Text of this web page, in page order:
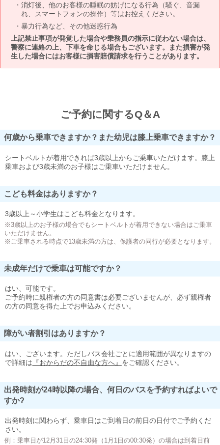
消灯後、他のお客様の睡眠の妨げになる行為（騒ぐ、音漏
れ、スマートフォンの操作）等はお控えください。
暴力行為など、その他迷惑行為
上記禁止事項が発覚した場合や乗務員の指示に従わない場合は、
警察に連絡の上、下車を命じる場合もございます。また損害が発
生した場合にはお客様に損害賠償請求を行うことがあります。
ご予約に関するQ＆A
何歳から乗車できますか？また幼児は膝上乗車できますか？
シートベルトが着用できれば3歳以上からご乗車いただけます。膝上
乗車および3歳未満のお子様はご乗車いただけません。
こども料金はありますか？
3歳以上～小学生はこども料金となります。
※3歳以上のお子様の場合でもシートベルトが着用できない場合はご乗車
いただけません。
※ご乗車される時点で13歳未満の方は、保護者の同行が必要となります。
未成年だけで乗車は可能ですか？
はい、可能です。
ご予約時に親権者の方の同意書は必要ございませんが、必ず親権者
の方の同意を得た上でお申込みください。
障がい者割引はありますか？
はい、ございます。ただしバス会社ごとに適用範囲が異なりますの
で詳細は 『おからだの不自由な方へ』 をご確認ください。
出発時刻が24時以降の場合、何日のバスを予約すればよいで
すか?
出発時刻に関わらず、乗車日はご到着日の前日の日付でご予約くだ
さい。
例：乗車日が12月31日の24:30発（1月1日の00:30発）の場合は到着日前